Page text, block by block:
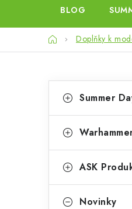
BLOG
DomůDoplňky k
o
t
r
kategorie
a
e
o
Summer
ASK
Novinky